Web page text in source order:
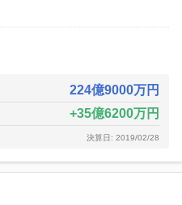
224億9000万円
35億6200万円
決算日: 2019/02/28